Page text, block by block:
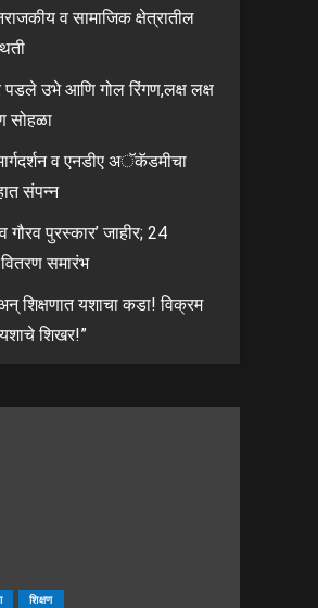
व सामाजिक क्षेत्रातील
पडले उभे आणि गोल रिंगण,लक्ष लक्ष
सोहळा
व एनडीए अॅकॅडमीचा
संपन्न
गौरव पुरस्कार’ जाहीर; 24
समारंभ
शिक्षणात यशाचा कडा! विक्रम
शिखर!”
शिक्षण